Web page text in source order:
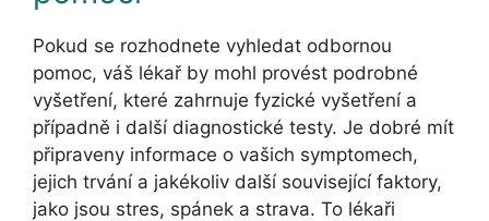
Pokud se rozhodnete vyhledat odbornou
pomoc, váš lékař by mohl provést podrobné
vyšetření, které zahrnuje fyzické vyšetření a
případně i další diagnostické testy. Je dobré mít
připraveny informace o vašich symptomech,
jejich trvání a jakékoliv další související faktory,
jako jsou stres, spánek a strava. To lékaři